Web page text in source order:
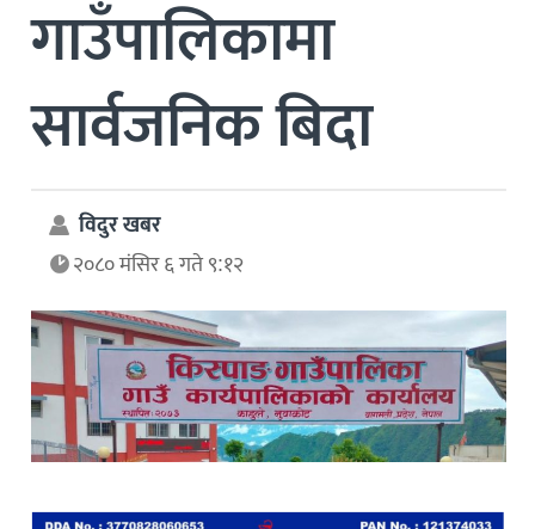
गाउँपालिकामा
सार्वजनिक बिदा
विदुर खबर
२०८० मंसिर ६ गते ९:१२